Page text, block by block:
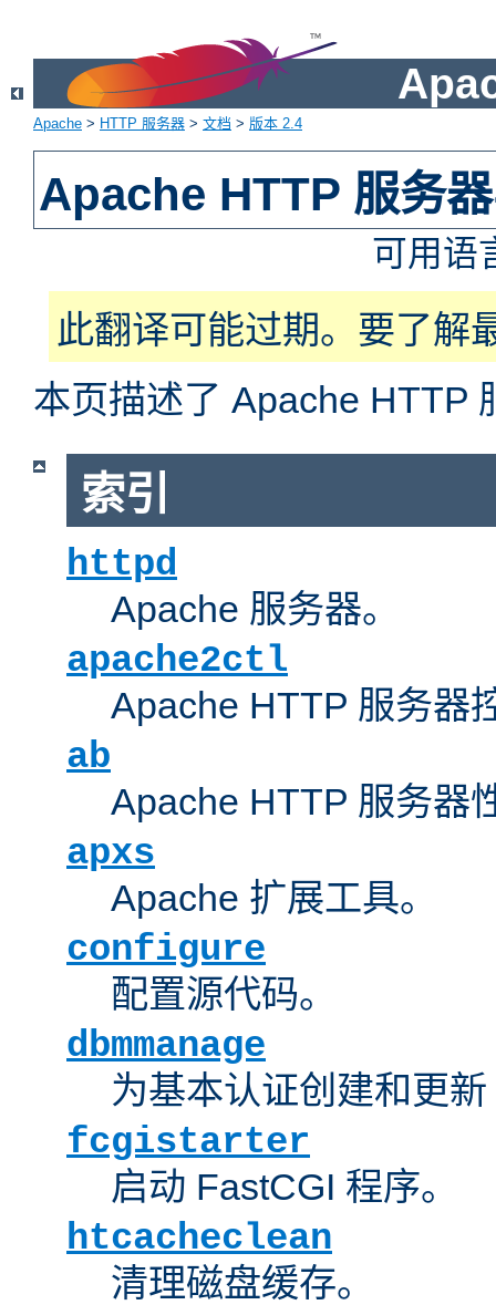
Apache > HTTP 服务器 > 文档 > 版本 2.4
Apache HTTP 服务
可用语
此翻译可能过期。要了解
本页描述了 Apache HTTP
索引
httpd
Apache 服务器。
apache2ctl
Apache HTTP 服务器
ab
Apache HTTP 服务器
apxs
Apache 扩展工具。
configure
配置源代码。
dbmmanage
为基本认证创建和更
fcgistarter
启动 FastCGI 程序。
htcacheclean
清理磁盘缓存。